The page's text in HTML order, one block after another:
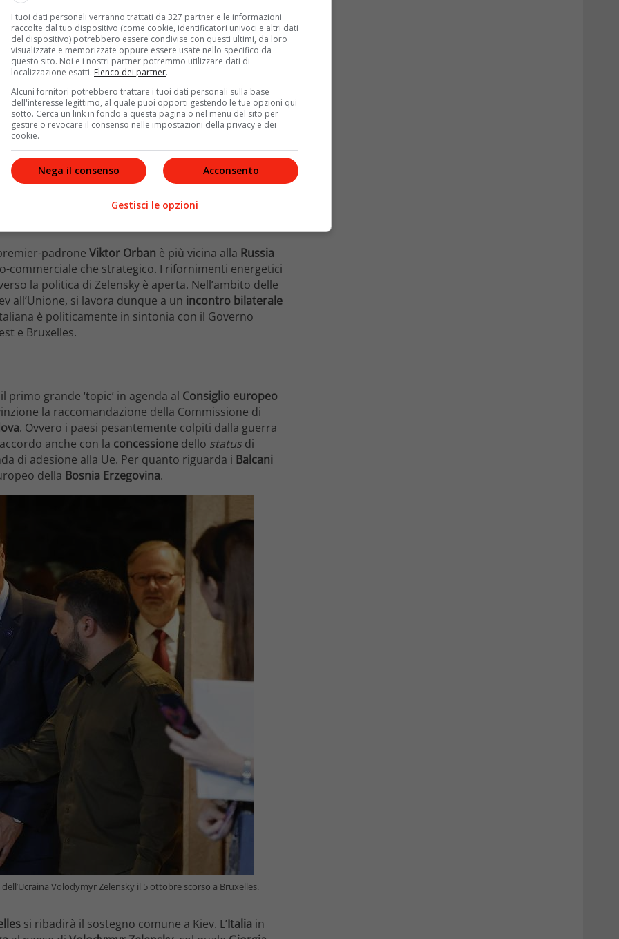
padrone Viktor Orban è più vicina alla Russia
commerciale che strategico. I rifornimenti energetici
la politica di Zelensky è aperta. Nell’ambito delle
all’Unione, si lavora dunque a un incontro bilaterale
è politicamente in sintonia con il Governo
e Bruxelles.
il primo grande ‘topic’ in agenda al Consiglio europeo
la raccomandazione della Commissione di
. Ovvero i paesi pesantemente colpiti dalla guerra
anche con la concessione dello status di
di adesione alla Ue. Per quanto riguarda i Balcani
della Bosnia Erzegovina.
Volodymyr Zelensky il 5 ottobre scorso a Bruxelles.
si ribadirà il sostegno comune a Kiev. L’Italia in
I tuoi dati personali verranno trattati da 327 partner e le informazioni
raccolte dal tuo dispositivo (come cookie, identificatori univoci e altri dati
del dispositivo) potrebbero essere condivise con questi ultimi, da loro
visualizzate e memorizzate oppure essere usate nello specifico da
questo sito. Noi e i nostri partner potremmo utilizzare dati di
localizzazione esatti. Elenco dei partner.
Alcuni fornitori potrebbero trattare i tuoi dati personali sulla base
dell'interesse legittimo, al quale puoi opporti gestendo le tue opzioni qui
sotto. Cerca un link in fondo a questa pagina o nel menu del sito per
gestire o revocare il consenso nelle impostazioni della privacy e dei
cookie.
Acconsento
Nega il consenso
Gestisci le opzioni